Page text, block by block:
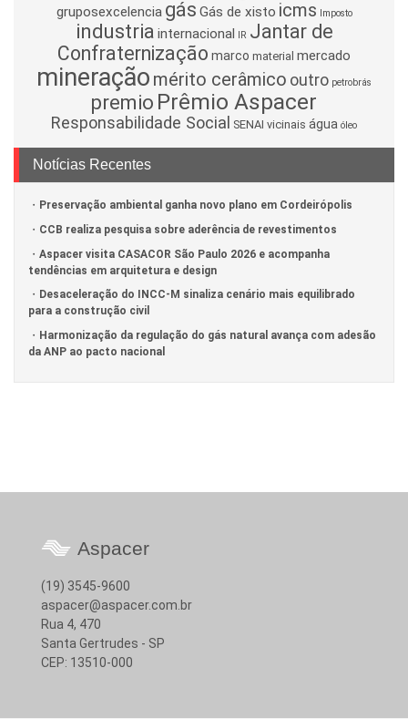
gruposexcelencia gás Gás de xisto icms Imposto
industria internacional IR Jantar de
Confraternização marco material mercado
mineração mérito cerâmico outro petrobrás
premio Prêmio Aspacer
Responsabilidade Social SENAI vicinais água óleo
Notícias Recentes
Preservação ambiental ganha novo plano em Cordeirópolis
CCB realiza pesquisa sobre aderência de revestimentos
Aspacer visita CASACOR São Paulo 2026 e acompanha
tendências em arquitetura e design
Desaceleração do INCC-M sinaliza cenário mais equilibrado
para a construção civil
Harmonização da regulação do gás natural avança com adesão
da ANP ao pacto nacional
Aspacer
(19) 3545-9600
aspacer@aspacer.com.br
Rua 4, 470
Santa Gertrudes - SP
CEP: 13510-000